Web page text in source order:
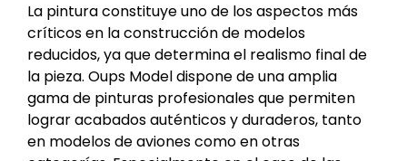
La pintura constituye uno de los aspectos más
críticos en la construcción de modelos
reducidos, ya que determina el realismo final de
la pieza. Oups Model dispone de una amplia
gama de pinturas profesionales que permiten
lograr acabados auténticos y duraderos, tanto
en modelos de aviones como en otras